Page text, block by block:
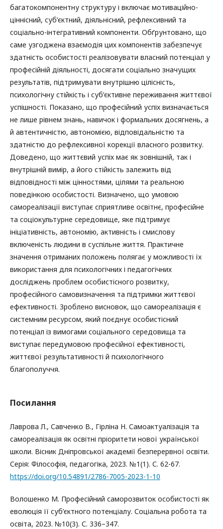
багатокомпонентну структуру і включає мотиваційно-
ціннісний, суб’єктний, діяльнісний, рефлексивний та
соціально-інтегративний компоненти. Обґрунтовано, що
саме узгоджена взаємодія цих компонентів забезпечує
здатність особистості реалізовувати власний потенціал у
професійній діяльності, досягати соціально значущих
результатів, підтримувати внутрішню цілісність,
психологічну стійкість і суб’єктивне переживання життєвої
успішності. Показано, що професійний успіх визначається
не лише рівнем знань, навичок і формальних досягнень, а
й автентичністю, автономією, відповідальністю та
здатністю до рефлексивної корекції власного розвитку.
Доведено, що життєвий успіх має як зовнішній, так і
внутрішній вимір, а його стійкість залежить від
відповідності між цінностями, цілями та реальною
поведінкою особистості. Визначено, що умовою
самореалізації виступає сприятливе освітнє, професійне
та соціокультурне середовище, яке підтримує
ініціативність, автономію, активність і смислову
включеність людини в суспільне життя. Практичне
значення отриманих положень полягає у можливості їх
використання для психологічних і педагогічних
досліджень проблем особистісного розвитку,
професійного самовизначення та підтримки життєвої
ефективності. Зроблено висновок, що самореалізація є
системним ресурсом, який поєднує особистісний
потенціал із вимогами соціального середовища та
виступає передумовою професійної ефективності,
життєвої результативності й психологічного
благополуччя.
Посилання
Лаврова Л., Савченко В., Гірліна Н. Самоактуалізація та
самореалізація як освітні пріоритети нової української
школи. Вісник Дніпровської академії безперервної освіти.
Серія: Філософія, педагогіка, 2023. №1(1). С. 62-67.
https://doi.org/10.54891/2786-7005-2023-1-10
Волошенко М. Професійний саморозвиток особистості як
еволюція її суб’єктного потенціалу. Соціальна робота та
освіта, 2023. №10(3). С. 336–347.